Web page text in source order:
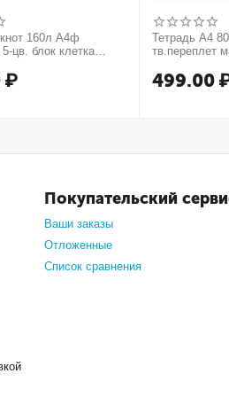
160л А4ф
цв. блок клетка
В моменте
₽
Тетрадь А4
тв.переплет
499.00
Покупательский
Ваши заказы
Отложенные
Список сравнения